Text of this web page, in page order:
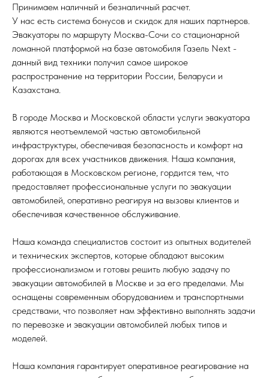
Принимаем наличный и безналичный расчет.
У нас есть система бонусов и скидок для наших партнеров.
Эвакуаторы по маршруту Москва-Сочи со стационарной
ломанной платформой на базе автомобиля Газель Next -
данный вид техники получил самое широкое
распространение на территории России, Беларуси и
Казахстана.
В городе Москва и Московской области услуги эвакуатора
являются неотъемлемой частью автомобильной
инфраструктуры, обеспечивая безопасность и комфорт на
дорогах для всех участников движения. Наша компания,
работающая в Московском регионе, гордится тем, что
предоставляет профессиональные услуги по эвакуации
автомобилей, оперативно реагируя на вызовы клиентов и
обеспечивая качественное обслуживание.
Наша команда специалистов состоит из опытных водителей
и технических экспертов, которые обладают высоким
профессионализмом и готовы решить любую задачу по
эвакуации автомобилей в Москве и за его пределами. Мы
оснащены современным оборудованием и транспортными
средствами, что позволяет нам эффективно выполнять задачи
по перевозке и эвакуации автомобилей любых типов и
моделей.
Наша компания гарантирует оперативное реагирование на